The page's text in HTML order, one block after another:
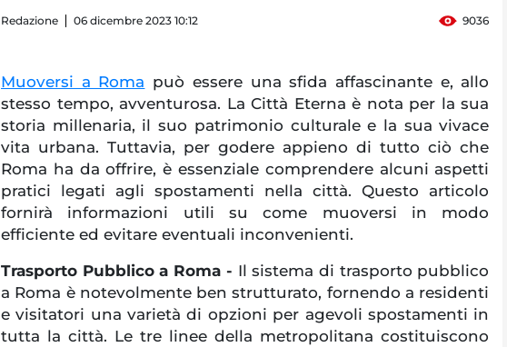
Redazione 06 dicembre 2023 10:12 9036
Muoversi a Roma può essere una sfida affascinante e, allo
stesso tempo, avventurosa. La Città Eterna è nota per la sua
storia millenaria, il suo patrimonio culturale e la sua vivace
vita urbana. Tuttavia, per godere appieno di tutto ciò che
Roma ha da offrire, è essenziale comprendere alcuni aspetti
pratici legati agli spostamenti nella città. Questo articolo
fornirà informazioni utili su come muoversi in modo
efficiente ed evitare eventuali inconvenienti.
Trasporto Pubblico a Roma - Il sistema di trasporto pubblico
a Roma è notevolmente ben strutturato, fornendo a residenti
e visitatori una varietà di opzioni per agevoli spostamenti in
tutta la città. Le tre linee della metropolitana costituiscono